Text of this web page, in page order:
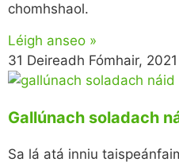
chomhshaol.
Léigh anseo »
31 Deireadh Fómhair, 2021
Gallúnach soladach
Sa lá atá inniu